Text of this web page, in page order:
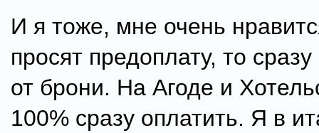
И я тоже, мне очень
просят предоплату, то
от брони. На Агоде и
100% сразу оплатить. Я в